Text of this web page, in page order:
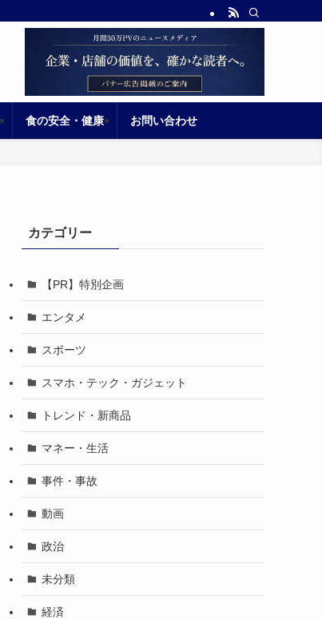
食の安全・健康 お問い合わせ
カテゴリー
【PR】特別企画
エンタメ
スポーツ
スマホ・テック・ガジェット
トレンド・新商品
マネー・生活
事件・事故
動画
政治
未分類
経済